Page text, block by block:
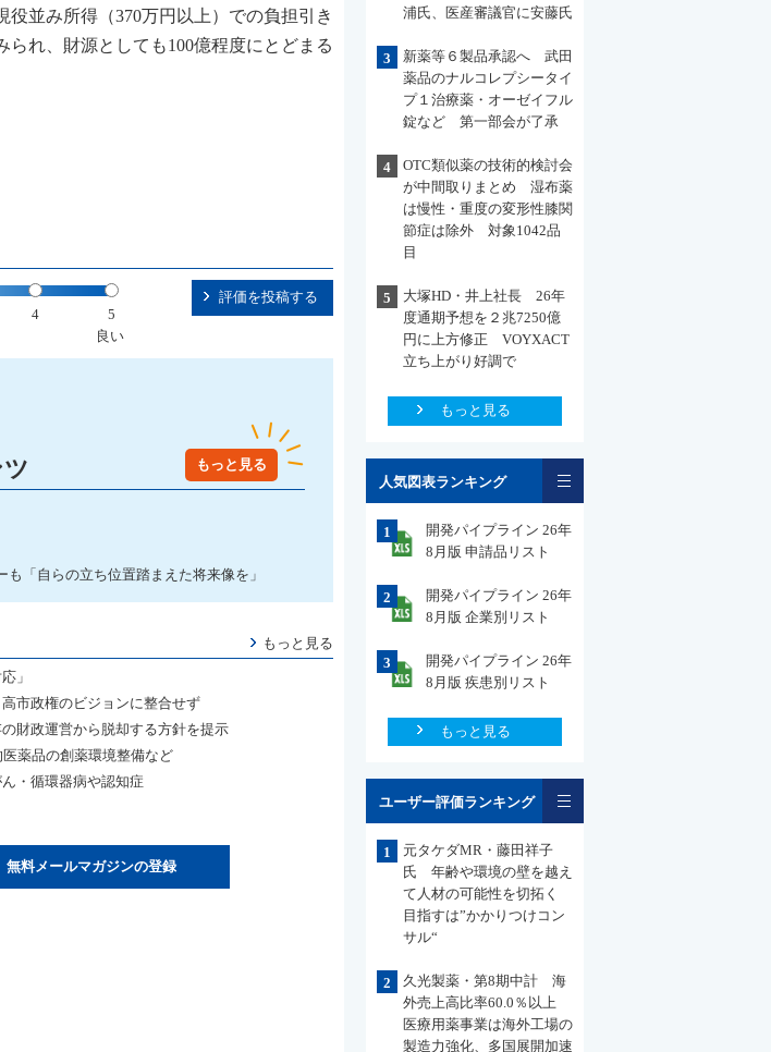
並み所得（370万円以上）での負担引き
られ、財源としても100億程度にとどまる
4
5
良い
評価を投稿する
もっと見る
「自らの立ち位置踏まえた将来像を」
もっと見る
」
市政権のビジョンに整合せず
財政運営から脱却する方針を提示
薬品の創薬環境整備など
・循環器病や認知症
無料メールマガジンの登録
浦氏、医産審議官に安藤氏
3
新薬等６製品承認へ 武田
薬品のナルコレプシータイ
プ１治療薬・オーゼイフル
錠など 第一部会が了承
4
OTC類似薬の技術的検討会
が中間取りまとめ 湿布薬
は慢性・重度の変形性膝関
節症は除外 対象1042品
目
5
大塚HD・井上社長 26年
度通期予想を２兆7250億
円に上方修正 VOYXACT
立ち上がり好調で
もっと見る
人気図表ランキング
1
開発パイプライン 26年
8月版 申請品リスト
2
開発パイプライン 26年
8月版 企業別リスト
3
開発パイプライン 26年
8月版 疾患別リスト
もっと見る
ユーザー評価ランキング
1
元タケダMR・藤田祥子
氏 年齢や環境の壁を越え
て人材の可能性を切拓く
目指すは”かかりつけコン
サル“
2
久光製薬・第8期中計 海
外売上高比率60.0％以上
医療用薬事業は海外工場の
製造力強化、多国展開加速